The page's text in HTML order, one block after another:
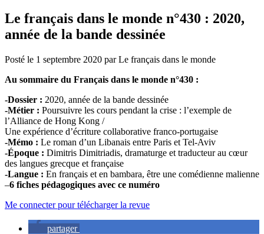
Le français dans le monde n°430 : 2020,
année de la bande dessinée
Posté le 1 septembre 2020 par Le français dans le monde
Au sommaire du Français dans le monde n°430 :
-Dossier : 2020, année de la bande dessinée
-Métier : Poursuivre les cours pendant la crise : l’exemple de
l’Alliance de Hong Kong /
Une expérience d’écriture collaborative franco-portugaise
-Mémo : Le roman d’un Libanais entre Paris et Tel-Aviv
-Époque : Dimitris Dimitriadis, dramaturge et traducteur au cœur
des langues grecque et française
-Langue : En français et en bambara, être une comédienne malienne
–6 fiches pédagogiques avec ce numéro
Me connecter pour télécharger la revue
partager